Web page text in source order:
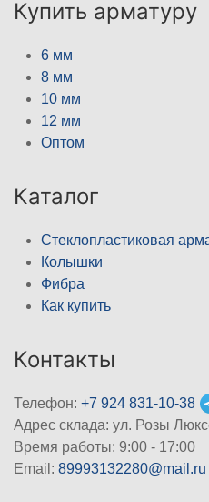
Купить арматуру
6 мм
8 мм
10 мм
12 мм
Оптом
Каталог
Стеклопластиковая
Колышки
Фибра
Как купить
Контакты
Телефон: +7 924 831-10-38
Адрес склада: ул. Розы
Время работы: 9:00 - 17:00
Email: 89993132280@mail.ru